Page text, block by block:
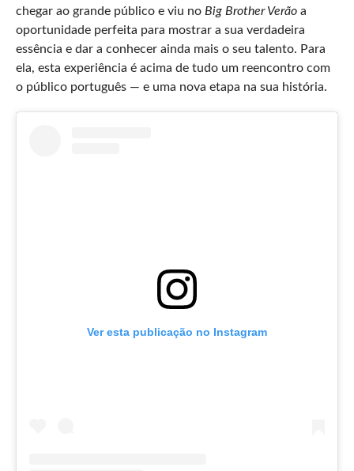
chegar ao grande público e viu no Big Brother Verãoa
oportunidade perfeita para mostrar a sua verdadeira
essência e dar a conhecer ainda mais o seu talento. Para
ela, esta experiência é acima de tudo um reencontro com
o público português — e uma nova etapa na sua história.
Ver esta publicação no Instagram